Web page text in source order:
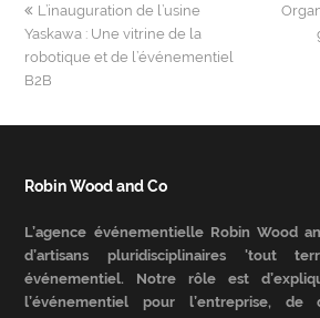
previous
post:
L’inauguration de l’usine
Yaskawa : Une vitrine de la
robotique et de l’événementiel
B2B
next
post:
Robin Wood and Co
L’agence événementielle Robin Wood
d’artisans pluridisciplinaires 'tout
événementiel. Notre rôle est
l’événementiel pour l’entreprise,